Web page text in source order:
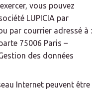
vous pouvez
LUPICIA par
par courrier adressé à :
75006 Paris –
des données
Internet peuvent être